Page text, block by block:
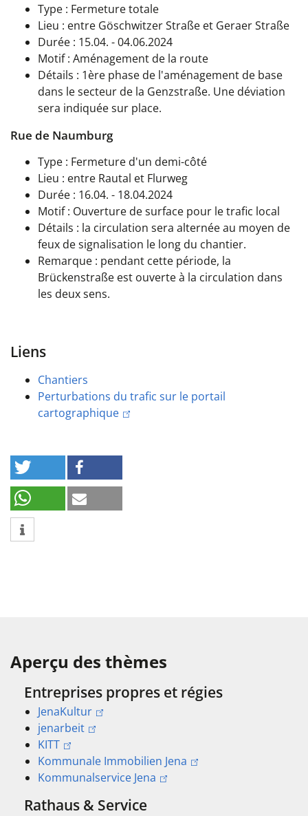
Type : Fermeture totale
Lieu : entre Göschwitzer Straße et Geraer Straße
Durée : 15.04. - 04.06.2024
Motif : Aménagement de la route
Détails : 1ère phase de l'aménagement de base
dans le secteur de la Genzstraße. Une déviation
sera indiquée sur place.
Rue de Naumburg
Type : Fermeture d'un demi-côté
Lieu : entre Rautal et Flurweg
Durée : 16.04. - 18.04.2024
Motif : Ouverture de surface pour le trafic local
Détails : la circulation sera alternée au moyen de
feux de signalisation le long du chantier.
Remarque : pendant cette période, la
Brückenstraße est ouverte à la circulation dans
les deux sens.
Liens
Chantiers
Perturbations du trafic sur le portail
cartographique
Aperçu des thèmes
Entreprises propres et régies
JenaKultur
jenarbeit
KITT
Kommunale Immobilien Jena
Kommunalservice Jena
Rathaus & Service